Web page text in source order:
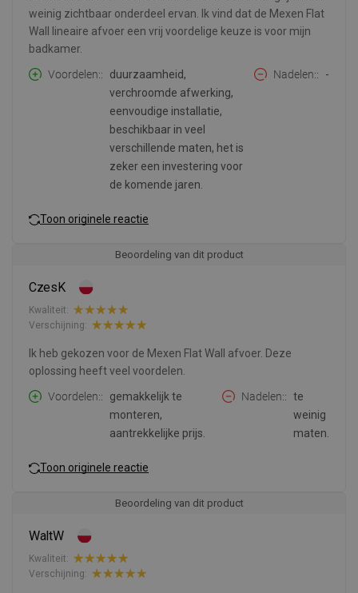
weinig zichtbaar onderdeel ervan. Ik vind dat de Mexen Flat
Wall lineaire afvoer een vrij voordelige keuze is voor mijn
badkamer.
Voordelen:
duurzaamheid,
verchroomde afwerking,
eenvoudige installatie,
beschikbaar in veel
verschillende maten, het is
zeker een investering voor
de komende jaren.
Nadelen: -
Toon originele reactie
Beoordeling van dit product
CzesK
Kwaliteit:
Verschijning:
Ik heb gekozen voor de Mexen Flat Wall afvoer. Deze
oplossing heeft veel voordelen.
Voordelen:
gemakkelijk te
monteren,
aantrekkelijke prijs.
Nadelen:
te
weinig
maten.
Toon originele reactie
Beoordeling van dit product
WaltW
Kwaliteit:
Verschijning: